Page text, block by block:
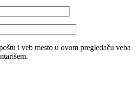
i veb mesto u ovom pregledaču veba